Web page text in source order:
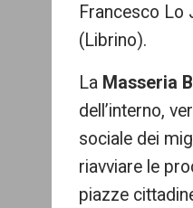
Francesco Lo
(Librino).
La Masseria
dell’interno,
sociale dei
riavviare le
piazze